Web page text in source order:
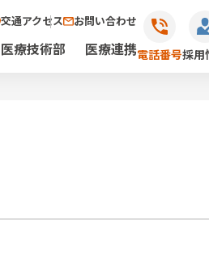
交通アクセス お問い合わせ
医療技術部 医療連携電話番号採用